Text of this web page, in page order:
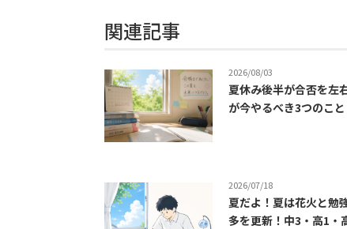
関連記事
2026/08/03
夏休み後半が合否を左
が今やるべき3つのこと
2026/07/18
夏だよ！夏は花火と勉
多を更新！中3・高1・